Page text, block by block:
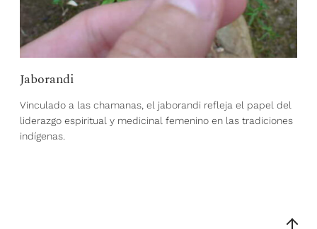
Jaborandi
Vinculado a las chamanas, el jaborandi refleja el papel del
liderazgo espiritual y medicinal femenino en las tradiciones
indígenas.